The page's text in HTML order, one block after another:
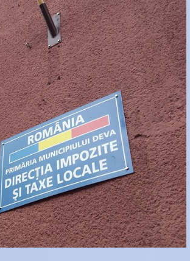
𝒄𝒐𝒏𝒔𝒕𝒓𝒖𝒊𝒆𝒔̦𝒕𝒆 𝒂𝒊𝒄𝒊 𝒖𝒏 𝒅𝒆𝒑𝒐𝒛𝒊𝒕 𝒍𝒐𝒈𝒊𝒔𝒕𝒊𝒄 𝒎𝒐𝒅𝒆𝒓𝒏